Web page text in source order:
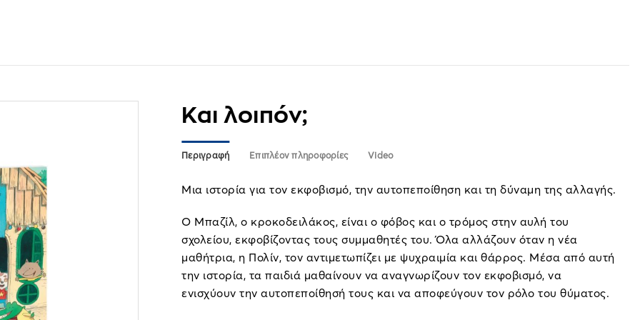
Και λοιπόν;
Περιγραφή Επιπλέον πληροφορίες Video
Μια ιστορία για τον εκφοβισμό, την αυτοπεποίθηση και τη δύναμη της αλλαγής.
Ο Μπαζίλ, ο κροκοδειλάκος, είναι ο φόβος και ο τρόμος στην αυλή του
σχολείου, εκφοβίζοντας τους συμμαθητές του. Όλα αλλάζουν όταν η νέα
μαθήτρια, η Πολίν, τον αντιμετωπίζει με ψυχραιμία και θάρρος. Μέσα από αυτή
την ιστορία, τα παιδιά μαθαίνουν να αναγνωρίζουν τον εκφοβισμό, να
ενισχύουν την αυτοπεποίθησή τους και να αποφεύγουν τον ρόλο του θύματος.